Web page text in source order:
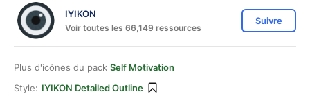
IYIKON
Voir toutes les 66,149 ressources
Suivre
Plus d'icônes du pack Self Motivation
Style: IYIKON Detailed Outline